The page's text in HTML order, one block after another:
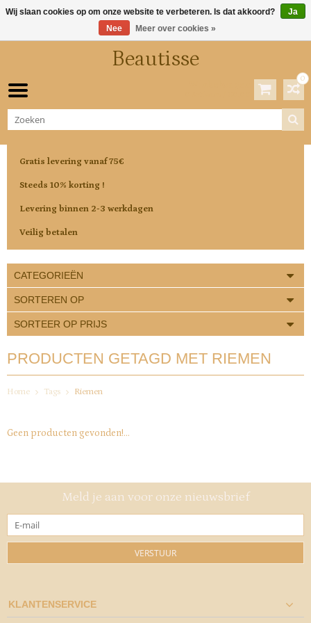
Beautisse
0
Gratis levering vanaf 75€
Steeds 10% korting !
Levering binnen 2-3 werkdagen
Veilig betalen
CATEGORIEËN
SORTEREN OP
SORTEER OP PRIJS
PRODUCTEN GETAGD MET RIEMEN
Home Tags Riemen
Geen producten gevonden!...
Meld je aan voor onze nieuwsbrief
VERSTUUR
KLANTENSERVICE
Wij slaan cookies op om onze website te verbeteren. Is dat akkoord?
Ja
Nee
Meer over cookies »